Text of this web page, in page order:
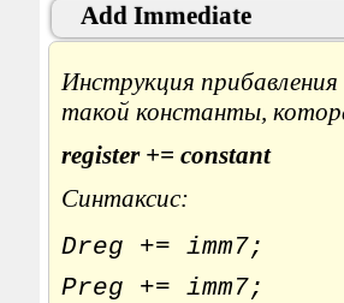
Add Immediate
Инструкция
такой константы,
register += constant
Синтаксис:
Dreg += imm7;
Preg += imm7;